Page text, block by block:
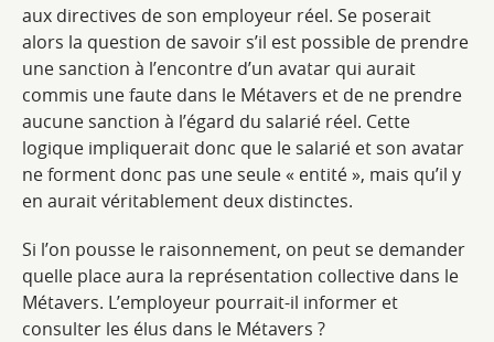
aux directives de son employeur réel. Se poserait
alors la question de savoir s’il est possible de prendre
une sanction à l’encontre d’un avatar qui aurait
commis une faute dans le Métavers et de ne prendre
aucune sanction à l’égard du salarié réel. Cette
logique impliquerait donc que le salarié et son avatar
ne forment donc pas une seule « entité », mais qu’il y
en aurait véritablement deux distinctes.
Si l’on pousse le raisonnement, on peut se demander
quelle place aura la représentation collective dans le
Métavers. L’employeur pourrait-il informer et
consulter les élus dans le Métavers ?